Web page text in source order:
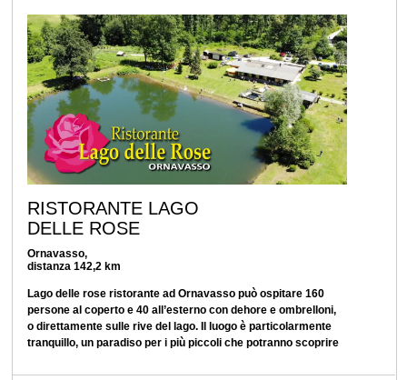
RISTORANTE LAGO
DELLE ROSE
Ornavasso,
distanza 142,2 km
Lago delle rose ristorante ad Ornavasso può ospitare 160
persone al coperto e 40 all’esterno con dehore e ombrelloni,
o direttamente sulle rive del lago. Il luogo è particolarmente
tranquillo, un paradiso per i più piccoli che potranno scoprire